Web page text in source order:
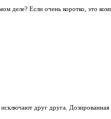
деле? Если очень коротко, это
друг друга.